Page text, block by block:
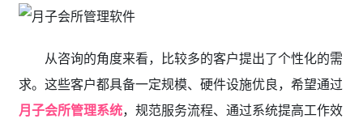
从咨询的角度来看，比较多的客户提出了个性化的需
求。这些客户都具备一定规模、硬件设施优良，希望通过
月子会所管理系统，规范服务流程、通过系统提高工作效